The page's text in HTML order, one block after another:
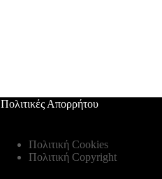
Πολιτικές Απορρήτου
Πολιτική Cookies
Πολιτική Copyright